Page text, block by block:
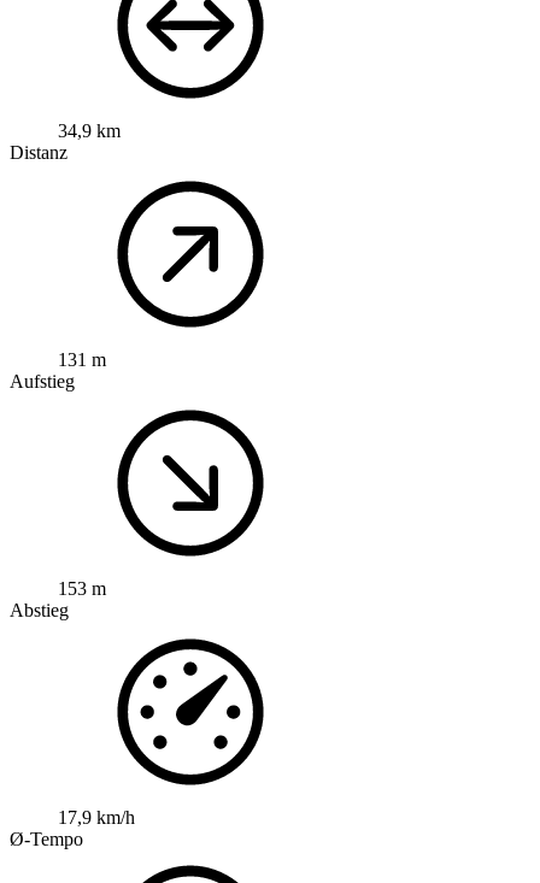
34,9 km
Distanz
131 m
Aufstieg
153 m
Abstieg
17,9 km/h
Ø-Tempo